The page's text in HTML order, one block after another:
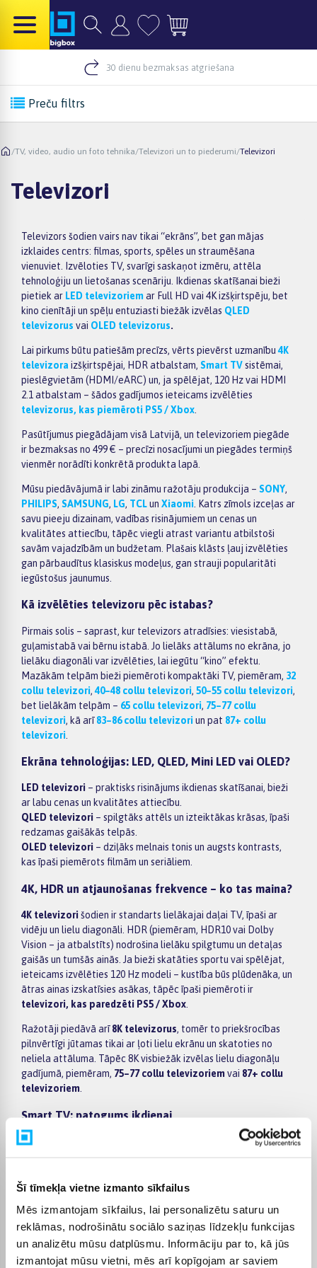
Šī tīmekļa vietne izmanto sīkfailus
Mēs izmantojam sīkfailus, lai personalizētu saturu un
reklāmas, nodrošinātu sociālo saziņas līdzekļu funkcijas
un analizētu mūsu datplūsmu. Informāciju par to, kā jūs
izmantojat mūsu vietni, mēs arī kopīgojam ar saviem
30 dienu bezmaksas atgriešana
Preču filtrs
/TV, video, audio un foto tehnika/Televizori un to piederumi/Televizori
Televizori
Televizors šodien vairs nav tikai “ekrāns”, bet gan mājas
izklaides centrs: filmas, sports, spēles un straumēšana
vienuviet. Izvēloties TV, svarīgi saskaņot izmēru, attēla
tehnoloģiju un lietošanas scenāriju. Ikdienas skatīšanai bieži
pietiek ar LED televizoriemar Full HD vai 4K izšķirtspēju, bet
kino cienītāji un spēļu entuziasti biežāk izvēlas QLED
televizorus vai OLED televizorus.
Lai pirkums būtu patiešām precīzs, vērts pievērst uzmanību4K
televizora izšķirtspējai, HDR atbalstam, Smart TVsistēmai,
pieslēgvietām (HDMI/eARC) un, ja spēlējat, 120 Hz vai HDMI
2.1 atbalstam – šādos gadījumos ieteicams izvēlēties
televizorus, kas piemēroti PS5 / Xbox
Pasūtījumus piegādājam visā Latvijā, un televizoriem piegāde
ir bezmaksas no 499 € – precīzi nosacījumi un piegādes termiņš
vienmēr norādīti konkrētā produkta lapā.
Mūsu piedāvājumā ir labi zināmu ražotāju produkcija – SONY,
PHILIPS, SAMSUNG, LG, TCLun Xiaomi . Katrs zīmols izceļas ar
savu pieeju dizainam, vadības risinājumiem un cenas un
kvalitātes attiecību, tāpēc viegli atrast variantu atbilstoši
savām vajadzībām un budžetam. Plašais klāsts ļauj izvēlēties
gan pārbaudītus klasiskus modeļus, gan strauji popularitāti
iegūstošus jaunumus.
Kā izvēlēties televizoru pēc istabas?
Pirmais solis – saprast, kur televizors atradīsies: viesistabā,
guļamistabā vai bērnu istabā. Jo lielāks attālums no ekrāna, jo
lielāku diagonāli var izvēlēties, lai iegūtu “kino” efektu.
Mazākām telpām bieži piemēroti kompaktāki TV, piemēram, 32
collu televizori,40–48 collu televizori, 50–55 collu televizori,
bet lielākām telpām – 65 collu televizori, 75–77 collu
televizori, kā arī83–86 collu televizoriun pat 87+ collu
televizori
Ekrāna tehnoloģijas: LED, QLED, Mini LED vai OLED?
LED televizori – praktisks risinājums ikdienas skatīšanai, bieži
ar labu cenas un kvalitātes attiecību.
QLED televizori – spilgtāks attēls un izteiktākas krāsas, īpaši
redzamas gaišākās telpās.
OLED televizori – dziļāks melnais tonis un augsts kontrasts,
kas īpaši piemērots filmām un seriāliem.
4K, HDR un atjaunošanas frekvence – ko tas maina?
4K televizorišodien ir standarts lielākajai daļai TV, īpaši ar
vidēju un lielu diagonāli. HDR (piemēram, HDR10 vai Dolby
Vision – ja atbalstīts) nodrošina lielāku spilgtumu un detaļas
gaišās un tumšās ainās. Ja bieži skatāties sportu vai spēlējat,
ieteicams izvēlēties 120 Hz modeli – kustība būs plūdenāka, un
ātras ainas izskatīsies asākas, tāpēc īpaši piemēroti ir
televizori, kas paredzēti PS5 / Xbox
Ražotāji piedāvā arī8K televizorus, tomēr to priekšrocības
pilnvērtīgi jūtamas tikai ar ļoti lielu ekrānu un skatoties no
neliela attāluma. Tāpēc 8K visbiežāk izvēlas lielu diagonāļu
gadījumā, piemēram, 75–77 collu televizoriemvai 87+ collu
televizoriem
Smart TV: patogums ikdienai
Dažādas
sistēmas atšķiras ar ātrumu, lietotņu klāstu
Disney+ u.c.) un izvēlne ir ērta lietošanai. Ja dodat priekšroku
svarīgs stabils bezvadu savienojums – izvēlietiestelevizorus
ar WiFi.
Skaņa un papildu aprīkojums